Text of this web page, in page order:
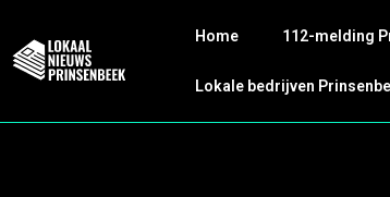
Home 112-melding
Lokale bedrijven